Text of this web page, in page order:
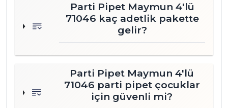
Parti Pipet Maymun 4'lü
71046 kaç adetlik pakette
gelir?
Parti Pipet Maymun 4'lü
71046 parti pipet çocuklar
için güvenli mi?